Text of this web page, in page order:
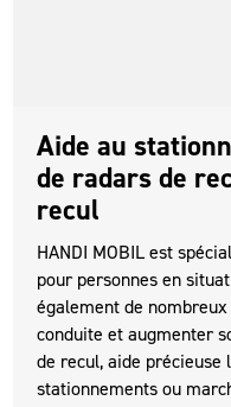
Aide au
de radars de
recul
HANDI MOBIL est
pour personnes en
également de
conduite et augmenter
de recul, aide
stationnements ou